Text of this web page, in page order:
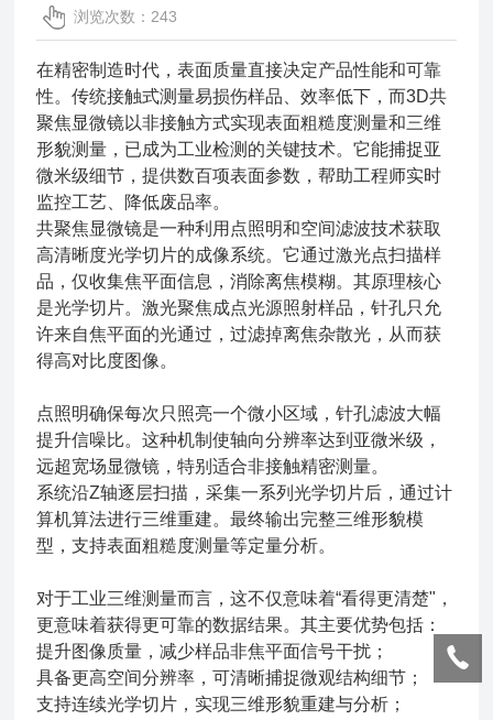
浏览次数：243
在精密制造时代，表面质量直接决定产品性能和可靠
性。传统接触式测量易损伤样品、效率低下，而3D共
聚焦显微镜以非接触方式实现表面粗糙度测量和三维
形貌测量，已成为工业检测的关键技术。它能捕捉亚
微米级细节，提供数百项表面参数，帮助工程师实时
监控工艺、降低废品率。
共聚焦显微镜是一种利用点照明和空间滤波技术获取
高清晰度光学切片的成像系统。它通过激光点扫描样
品，仅收集焦平面信息，消除离焦模糊。其原理核心
是光学切片。激光聚焦成点光源照射样品，针孔只允
许来自焦平面的光通过，过滤掉离焦杂散光，从而获
得高对比度图像。
点照明确保每次只照亮一个微小区域，针孔滤波大幅
提升信噪比。这种机制使轴向分辨率达到亚微米级，
远超宽场显微镜，特别适合非接触精密测量。
系统沿Z轴逐层扫描，采集一系列光学切片后，通过计
算机算法进行三维重建。最终输出完整三维形貌模
型，支持表面粗糙度测量等定量分析。
对于工业三维测量而言，这不仅意味着“看得更清楚"，
更意味着获得更可靠的数据结果。其主要优势包括：
提升图像质量，减少样品非焦平面信号干扰；
具备更高空间分辨率，可清晰捕捉微观结构细节；
支持连续光学切片，实现三维形貌重建与分析；